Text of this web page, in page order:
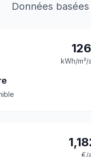
Données
kWh/m²/
€/